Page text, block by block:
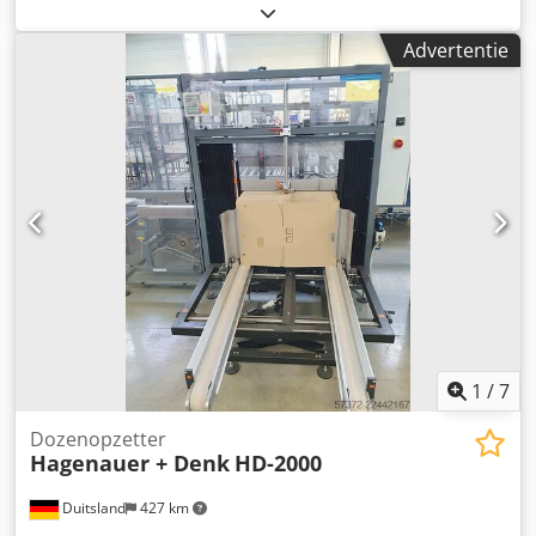
en verlijmen van kartonnen dozen, van het merk Harro,
voorzien van een Bühnen-hetlijmapparaat. Afmetingen van
het eindproduct (binnenkant): X/Y/Z: 168 mm/27 mm/94
mm, afmetingen van het eindproduct (buitenkant): X/Y/Z:
170 mm/28 mm/95 mm, inhoud van het product: 60 g,
afmetingen van het product in platgelegde toestand: X/Y:
252,5 mm/169 mm, bouwjaar hetlijmapparaat: 2011. De
machine is in 1987 volledig gereviseerd. De
productgegevens zijn van toepassing op de huidige
productformaten. Documentatie is aanwezig. Een
bezichtiging ter plaatse is mogelijk. Cedpfozp Rf Tsx
Advertentie
1 /7
Duitsland 427 km
Dozenopzetter
Hagenauer + Denk HD-2000